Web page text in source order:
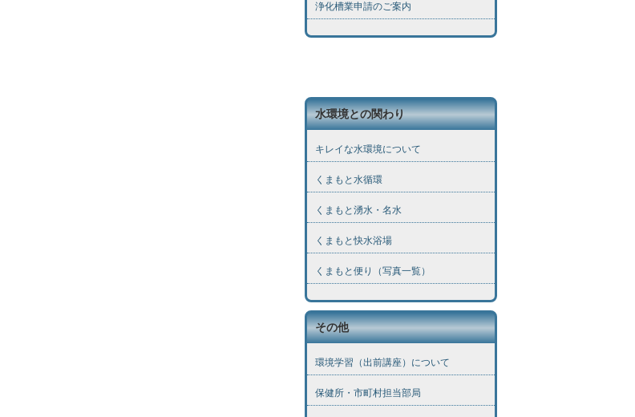
浄化槽業申請のご案内
水環境との関わり
キレイな水環境について
くまもと水循環
くまもと湧水・名水
くまもと快水浴場
くまもと便り（写真一覧）
その他
環境学習（出前講座）について
保健所・市町村担当部局